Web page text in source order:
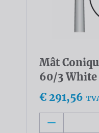
Mât
60/3 White
€ 291,56